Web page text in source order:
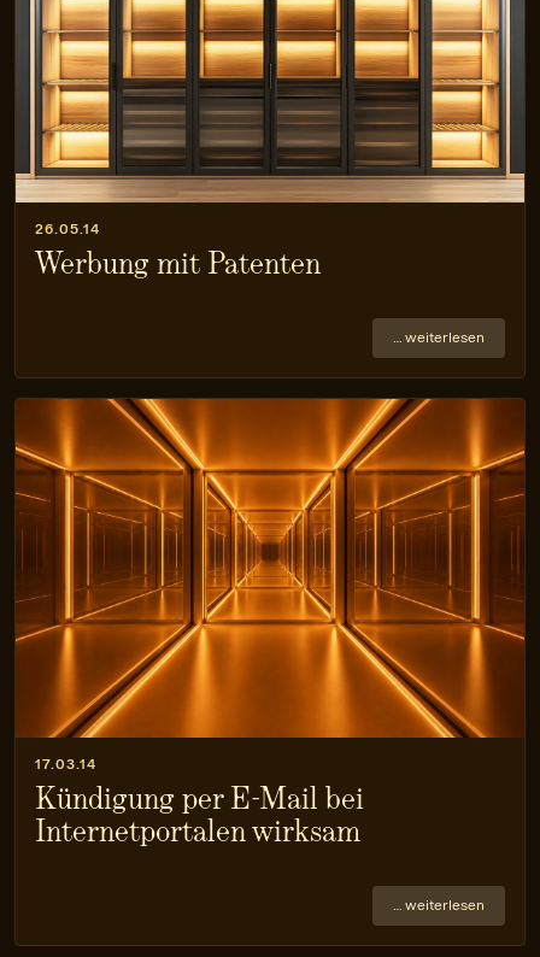
26.05.14
Werbung mit Patenten
… weiterlesen
17.03.14
Kündigung per E-Mail bei
Internetportalen wirksam
… weiterlesen